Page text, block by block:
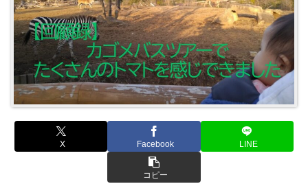
X Facebook LINE
コピー